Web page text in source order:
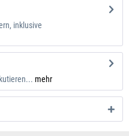
inklusive
mehr